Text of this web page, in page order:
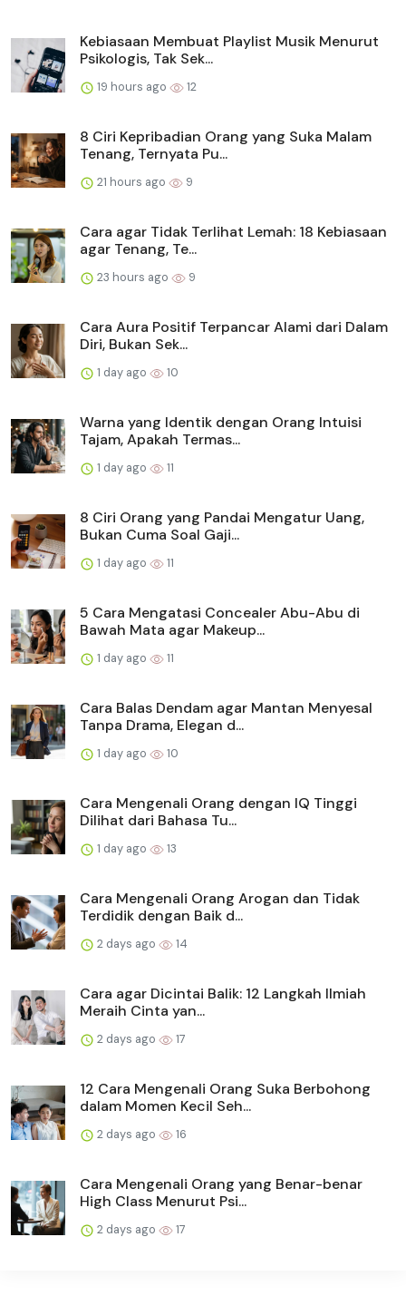
Kebiasaan Membuat Playlist Musik Menurut
Psikologis, Tak Sek...
19 hours ago 12
8 Ciri Kepribadian Orang yang Suka Malam
Tenang, Ternyata Pu...
21 hours ago 9
Cara agar Tidak Terlihat Lemah: 18 Kebiasaan
agar Tenang, Te...
23 hours ago 9
Cara Aura Positif Terpancar Alami dari Dalam
Diri, Bukan Sek...
1 day ago 10
Warna yang Identik dengan Orang Intuisi
Tajam, Apakah Termas...
1 day ago 11
8 Ciri Orang yang Pandai Mengatur Uang,
Bukan Cuma Soal Gaji...
1 day ago 11
5 Cara Mengatasi Concealer Abu-Abu di
Bawah Mata agar Makeup...
1 day ago 11
Cara Balas Dendam agar Mantan Menyesal
Tanpa Drama, Elegan d...
1 day ago 10
Cara Mengenali Orang dengan IQ Tinggi
Dilihat dari Bahasa Tu...
1 day ago 13
Cara Mengenali Orang Arogan dan Tidak
Terdidik dengan Baik d...
2 days ago 14
Cara agar Dicintai Balik: 12 Langkah Ilmiah
Meraih Cinta yan...
2 days ago 17
12 Cara Mengenali Orang Suka Berbohong
dalam Momen Kecil Seh...
2 days ago 16
Cara Mengenali Orang yang Benar-benar
High Class Menurut Psi...
2 days ago 17